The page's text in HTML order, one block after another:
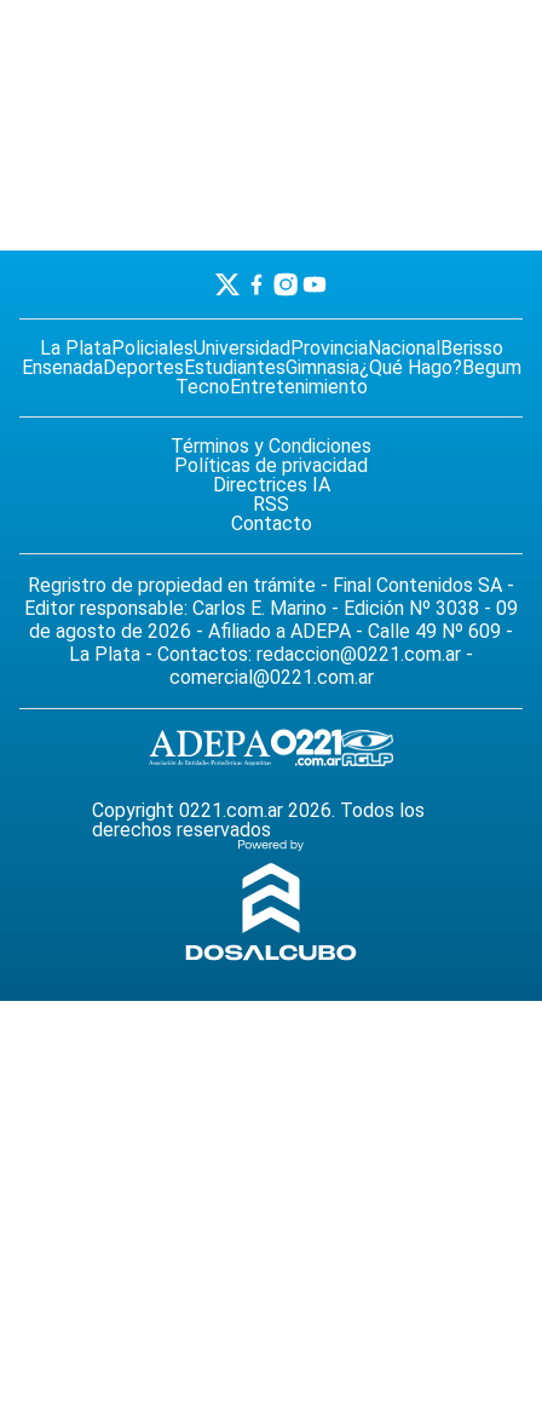
La PlataPolicialesUniversidadProvinciaNacionalBerisso
EnsenadaDeportesEstudiantesGimnasia¿Qué Hago?Begum
TecnoEntretenimiento
Términos y Condiciones
Políticas de privacidad
Directrices IA
RSS
Contacto
Regristro de propiedad en trámite - Final Contenidos SA -
Editor responsable: Carlos E. Marino - Edición Nº 3038 - 09
de agosto de 2026 - Afiliado a ADEPA - Calle 49 Nº 609 -
La Plata - Contactos: redaccion@0221.com.ar -
comercial@0221.com.ar
Copyright 0221.com.ar 2026. Todos los
derechos reservados